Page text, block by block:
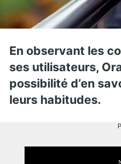
En observant les
ses utilisateurs,
possibilité d’en
leurs habitudes.